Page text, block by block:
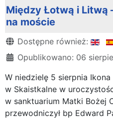
Między Łotwą i Litwą
na moście
Szczegóły
Dostępne również:
Opublikowano: 06
W niedzielę 5 sierpnia
w Skaistkalne w
w sanktuarium Matki Bożej
przewodniczył bp Edward